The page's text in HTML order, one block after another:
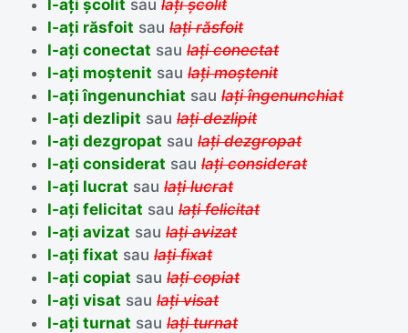
l-ați școlit saulați școlit
l-ați răsfoit saulați răsfoit
l-ați conectat saulați conectat
l-ați moștenit saulați moștenit
l-ați îngenunchiat saulați îngenunchiat
l-ați dezlipit saulați dezlipit
l-ați dezgropat saulați dezgropat
l-ați considerat saulați considerat
l-ați lucrat saulați lucrat
l-ați felicitat saulați felicitat
l-ați avizat saulați avizat
l-ați fixat saulați fixat
l-ați copiat saulați copiat
l-ați visat saulați visat
l-ați turnat saulați turnat